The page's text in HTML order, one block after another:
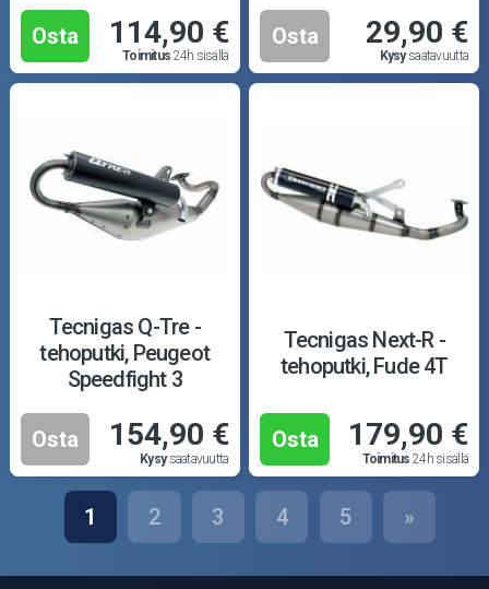
Osta 114,90 €
Toimitus 24h sisällä
Osta 29,90 €
Kysysaatavuutta
Tecnigas Q-Tre -
tehoputki, Peugeot
Speedfight 3
Osta 154,90 €
Kysysaatavuutta
Tecnigas Next-R -
tehoputki, Fude 4T
Osta 179,90 €
Toimitus 24h sisällä
1 2 3 4 5 »